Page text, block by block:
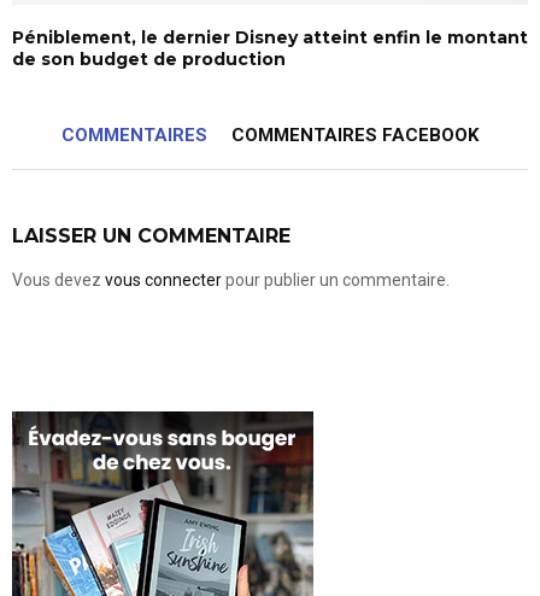
Péniblement, le dernier Disney atteint enfin le montant
de son budget de production
COMMENTAIRES COMMENTAIRES FACEBOOK
LAISSER UN COMMENTAIRE
Vous devez vous connecterpour publier un commentaire.